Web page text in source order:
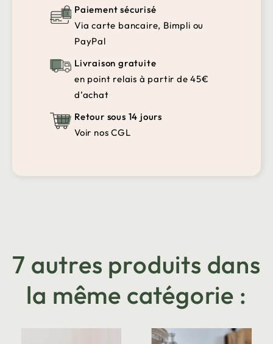
Paiement sécurisé
Via carte bancaire, Bimpli ou
PayPal
Livraison gratuite
en point relais à partir de 45€
d’achat
Retour sous 14 jours
Voir nos CGL
7 autres produits dans
la même catégorie :